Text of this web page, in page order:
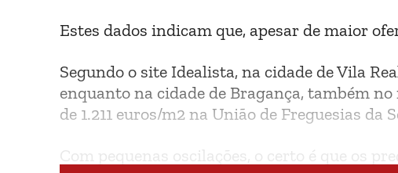
Estes dados indicam que, apesar de maior
Segundo o site Idealista, na cidade de Vila
enquanto na cidade de Bragança, também
de 1.211 euros/m2 na União de Freguesias da
Com pequenas oscilações, o certo é que os